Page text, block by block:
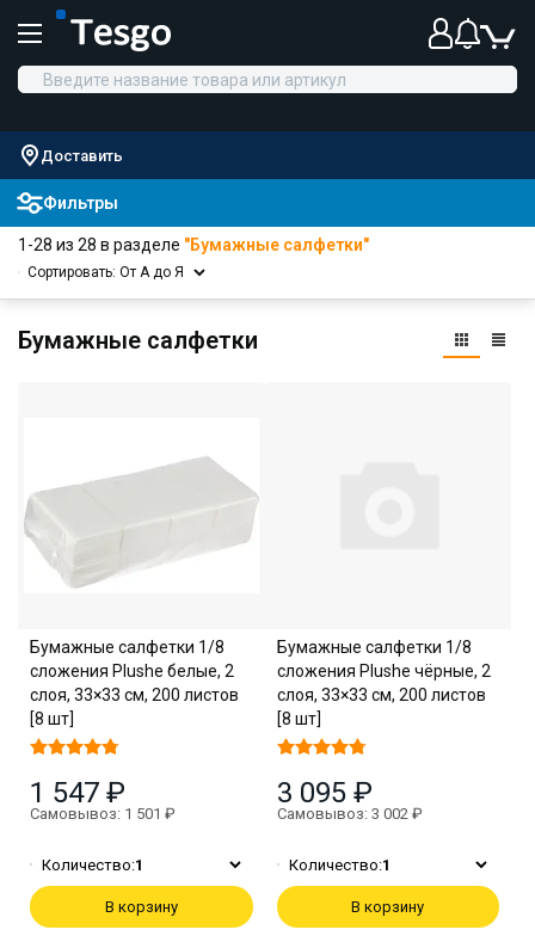
Доставить
Фильтры
1-28 из 28 в разделе "Бумажные салфетки"
Сортировать: От А до Я
Бумажные салфетки
Бумажные салфетки 1/8
сложения Plushe белые, 2
слоя, 33×33 см, 200 листов
[8 шт]
1 547 ₽
Самовывоз: 1 501 ₽
Количество:1
В корзину
Бумажные салфетки 1/8
сложения Plushe чёрные, 2
слоя, 33×33 см, 200 листов
[8 шт]
3 095 ₽
Самовывоз: 3 002 ₽
Количество:1
В корзину